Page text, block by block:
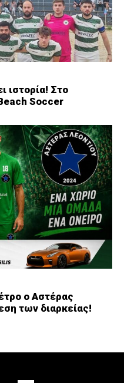
ιστορία! Στο
Soccer
ο Αστέρας
των διαρκείας!